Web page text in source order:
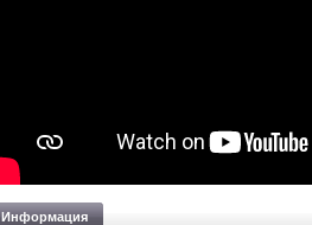
Информация